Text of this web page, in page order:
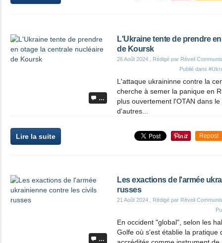
…
L'Ukraine tente de prendre
de Koursk
26 Août 2024 , Rédigé par Réveil
Publié dans
L'attaque ukraininne contre la
cherche à semer la panique en
plus ouvertement l'OTAN dans
d'autres...
Lire la suite Repost
…
Les exactions de l'armée
russes
21 Août 2024 , Rédigé par Réveil
En occident "global", selon les
Golfe où s'est établie la pratique